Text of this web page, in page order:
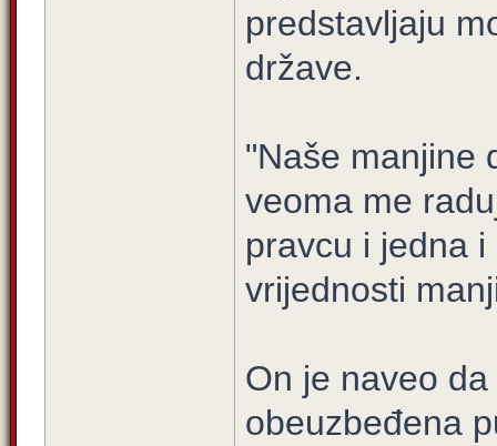
predstavljaju
države.
"Naše manjine
veoma me
pravcu i jedna
vrijednosti
On je naveo
obeuzbeđena